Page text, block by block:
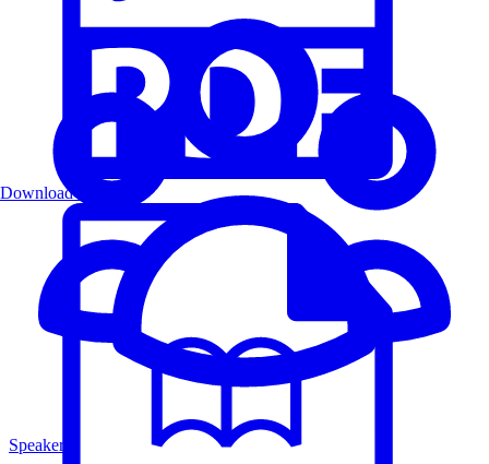
Speakers
Download PDF